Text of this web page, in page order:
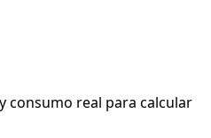
consumo real para calcular